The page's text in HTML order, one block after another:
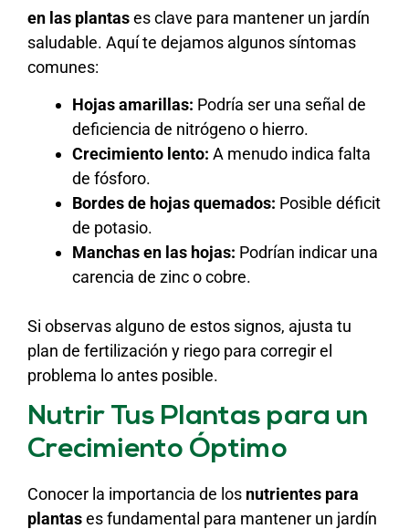
en las plantases clave para mantener un jardín
saludable. Aquí te dejamos algunos síntomas
comunes:
Hojas amarillas: Podría ser una señal de
deficiencia de nitrógeno o hierro.
Crecimiento lento: A menudo indica falta
de fósforo.
Bordes de hojas quemados: Posible déficit
de potasio.
Manchas en las hojas: Podrían indicar una
carencia de zinc o cobre.
Si observas alguno de estos signos, ajusta tu
plan de fertilización y riego para corregir el
problema lo antes posible.
Nutrir Tus Plantas para un
Crecimiento Óptimo
Conocer la importancia de los nutrientes para
plantases fundamental para mantener un jardín